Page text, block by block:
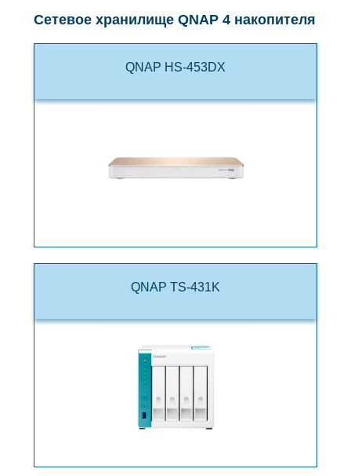
Сетевое хранилище QNAP 4 накопителя
QNAP HS-453DX
QNAP TS-431K